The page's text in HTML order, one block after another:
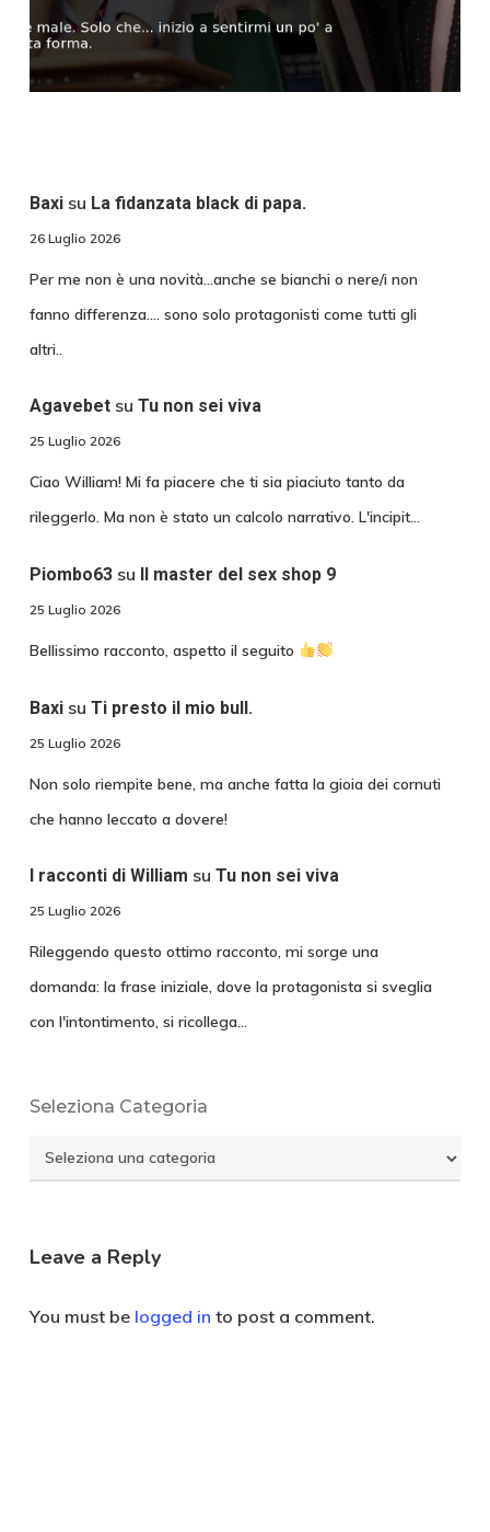
Baxisu La fidanzata black di papa.
26 Luglio 2026
Per me non è una novità...anche se bianchi o nere/i non
fanno differenza.... sono solo protagonisti come tutti gli
altri..
Agavebetsu Tu non sei viva
25 Luglio 2026
Ciao William! Mi fa piacere che ti sia piaciuto tanto da
rileggerlo. Ma non è stato un calcolo narrativo. L'incipit…
Piombo63su Il master del sex shop 9
25 Luglio 2026
Bellissimo racconto, aspetto il seguito
Baxisu Ti presto il mio bull.
25 Luglio 2026
Non solo riempite bene, ma anche fatta la gioia dei cornuti
che hanno leccato a dovere!
I racconti di William su Tu non sei viva
25 Luglio 2026
Rileggendo questo ottimo racconto, mi sorge una
domanda: la frase iniziale, dove la protagonista si sveglia
con l'intontimento, si ricollega…
Seleziona Categoria
Seleziona
Categoria
Leave a Reply
You must be logged in to post a comment.